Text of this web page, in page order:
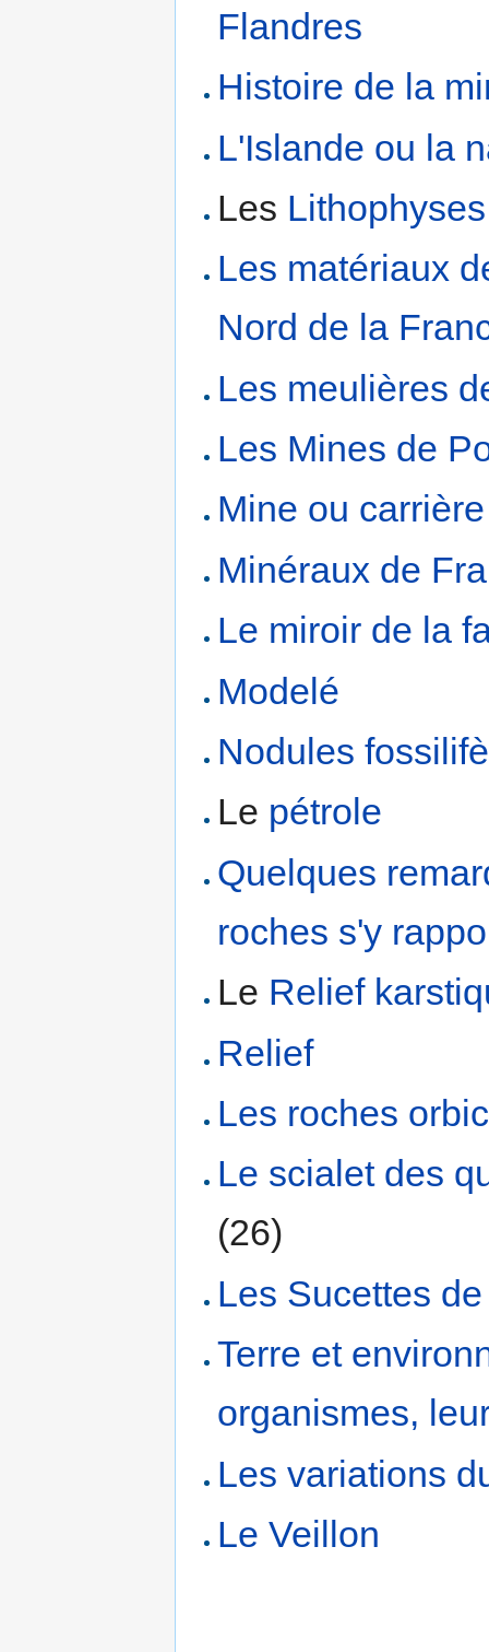
Flandres
Histoire de la
L'Islande ou la
Les Lithophyses
Les matériaux
Nord de la
Les meulières
Les Mines de
Mine ou
Minéraux de
Le miroir de la
Modelé
Nodules
Le pétrole
Quelques
roches s'y
Le Relief
Relief
Les roches
Le scialet des
(26)
Les Sucettes
Terre et
organismes,
Les variations
Le Veillon